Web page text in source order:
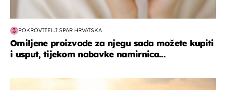
POKROVITELJ SPAR HRVATSKA
Omiljene proizvode za njegu sada možete kupiti
i usput, tijekom nabavke namirnica...